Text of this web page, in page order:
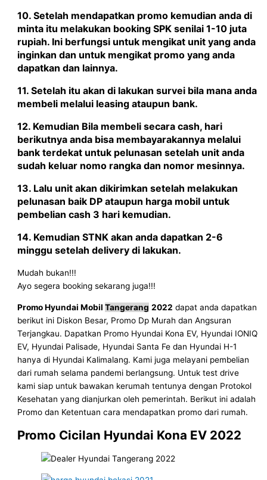
10. Setelah mendapatkan promo kemudian anda di
minta itu melakukan booking SPK senilai 1-10 juta
rupiah. Ini berfungsi untuk mengikat unit yang anda
inginkan dan untuk mengikat promo yang anda
dapatkan dan lainnya.
11. Setelah itu akan di lakukan survei bila mana anda
membeli melalui leasing ataupun bank.
12. Kemudian Bila membeli secara cash, hari
berikutnya anda bisa membayarakannya melalui
bank terdekat untuk pelunasan setelah unit anda
sudah keluar nomo rangka dan nomor mesinnya.
13. Lalu unit akan dikirimkan setelah melakukan
pelunasan baik DP ataupun harga mobil untuk
pembelian cash 3 hari kemudian.
14. Kemudian STNK akan anda dapatkan 2-6
minggu setelah delivery di lakukan.
Mudah bukan!!!
Ayo segera booking sekarang juga!!!
Promo Hyundai Mobil Tangerang 2022 dapat anda dapatkan
berikut ini Diskon Besar, Promo Dp Murah dan Angsuran
Terjangkau. Dapatkan Promo Hyundai Kona EV, Hyundai IONIQ
EV, Hyundai Palisade, Hyundai Santa Fe dan Hyundai H-1
hanya di Hyundai Kalimalang. Kami juga melayani pembelian
dari rumah selama pandemi berlangsung. Untuk test drive
kami siap untuk bawakan kerumah tentunya dengan Protokol
Kesehatan yang dianjurkan oleh pemerintah. Berikut ini adalah
Promo dan Ketentuan cara mendapatkan promo dari rumah.
Promo Cicilan Hyundai Kona EV 2022